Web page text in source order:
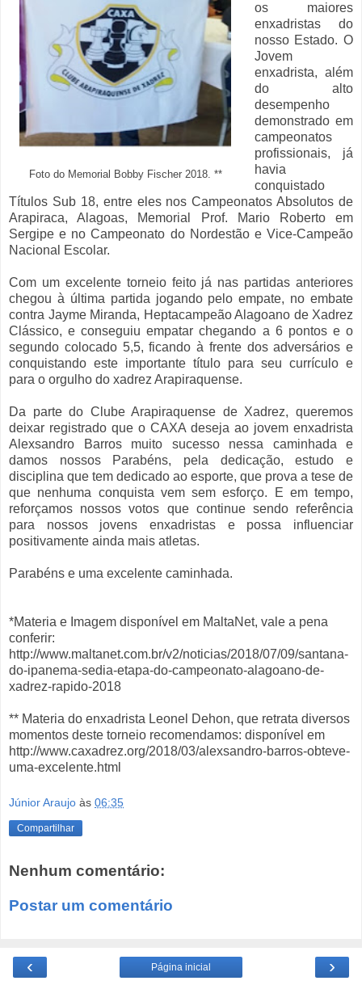
Foto do Memorial Bobby Fischer 2018. **
os maiores
enxadristas do
nosso Estado. O
Jovem
enxadrista, além
do alto
desempenho
demonstrado em
campeonatos
profissionais, já
havia
conquistado
Títulos Sub 18, entre eles nos Campeonatos Absolutos de
Arapiraca, Alagoas, Memorial Prof. Mario Roberto em
Sergipe e no Campeonato do Nordestão e Vice-Campeão
Nacional Escolar.
Com um excelente torneio feito já nas partidas anteriores
chegou à última partida jogando pelo empate, no embate
contra Jayme Miranda, Heptacampeão Alagoano de Xadrez
Clássico, e conseguiu empatar chegando a 6 pontos e o
segundo colocado 5,5, ficando à frente dos adversários e
conquistando este importante título para seu currículo e
para o orgulho do xadrez Arapiraquense.
Da parte do Clube Arapiraquense de Xadrez, queremos
deixar registrado que o CAXA deseja ao jovem enxadrista
Alexsandro Barros muito sucesso nessa caminhada e
damos nossos Parabéns, pela dedicação, estudo e
disciplina que tem dedicado ao esporte, que prova a tese de
que nenhuma conquista vem sem esforço. E em tempo,
reforçamos nossos votos que continue sendo referência
para nossos jovens enxadristas e possa influenciar
positivamente ainda mais atletas.
Parabéns e uma excelente caminhada.
*Materia e Imagem disponível em MaltaNet, vale a pena
conferir:
http://www.maltanet.com.br/v2/noticias/2018/07/09/santana-
do-ipanema-sedia-etapa-do-campeonato-alagoano-de-
xadrez-rapido-2018
** Materia do enxadrista Leonel Dehon, que retrata diversos
momentos deste torneio recomendamos: disponível em
http://www.caxadrez.org/2018/03/alexsandro-barros-obteve-
uma-excelente.html
Júnior Araujo às 06:35
Compartilhar
Nenhum comentário:
Postar um comentário
‹ ›
Página inicial